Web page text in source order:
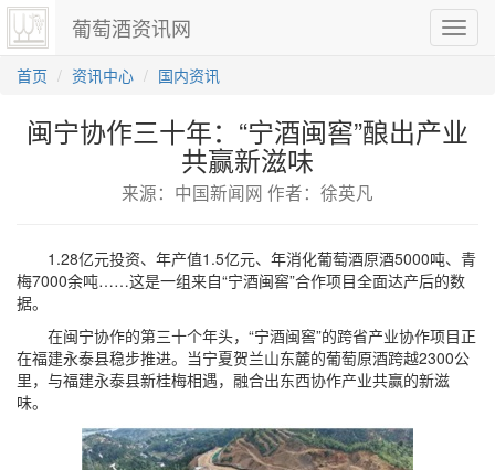
切
换
葡萄酒资讯网
首页 资讯中心 国内资讯
闽宁协作三十年：“宁酒闽窖”酿出产业
共赢新滋味
来源：中国新闻网 作者：徐英凡
1.28亿元投资、年产值1.5亿元、年消化葡萄酒原酒5000吨、青
梅7000余吨……这是一组来自“宁酒闽窖”合作项目全面达产后的数
据。
在闽宁协作的第三十个年头，“宁酒闽窖”的跨省产业协作项目正
在福建永泰县稳步推进。当宁夏贺兰山东麓的葡萄原酒跨越2300公
里，与福建永泰县新桂梅相遇，融合出东西协作产业共赢的新滋
味。